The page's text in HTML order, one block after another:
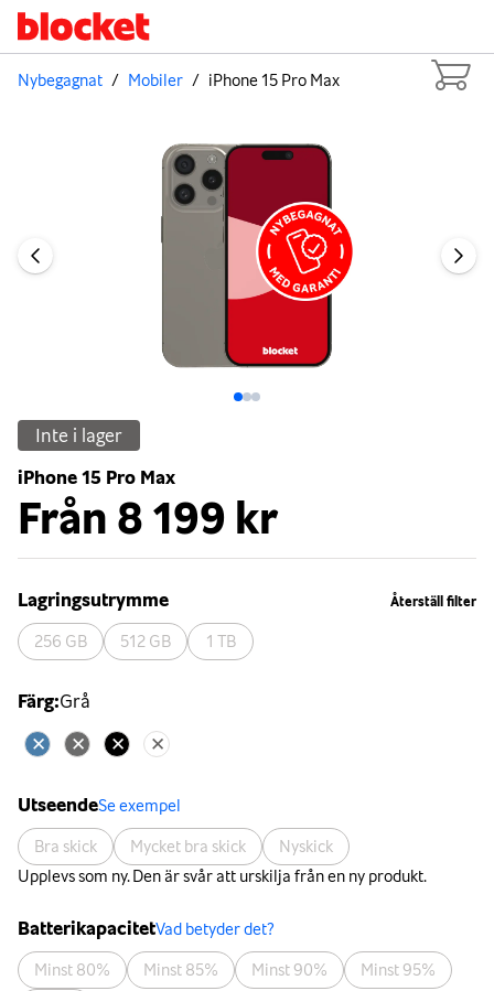
Nybegagnat / Mobiler / iPhone 15 Pro Max
Inte i lager
iPhone 15 Pro Max
Från 8 199 kr
Återställ filter
Lagringsutrymme
256 GB 512 GB 1 TB
Färg:Grå
UtseendeSe exempel
Bra skick Mycket bra skick
Nyskick
Upplevs som ny. Den är svår att urskilja från en ny produkt.
BatterikapacitetVad betyder det?
Minst 80% Minst 85% Minst 90%
Minst 95%